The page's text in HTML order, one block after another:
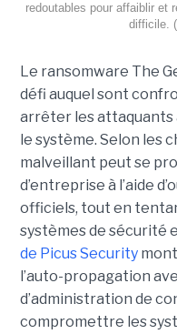
redoutables pour affaiblir et
difficile.
Le ransomware The
défi auquel sont
arrêter les attaquants
le système. Selon les
malveillant peut se
d’entreprise à l’aide
officiels, tout en
systèmes de sécurité
de Picus Security
l’auto-propagation
d’administration de
compromettre les